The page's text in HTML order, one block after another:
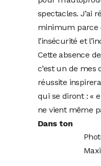
spectacles. J’ai
minimum parce
l’insécurité et
Cette absence
c’est un de mes
réussite
qui se diront : «
ne vient même
Dans ton